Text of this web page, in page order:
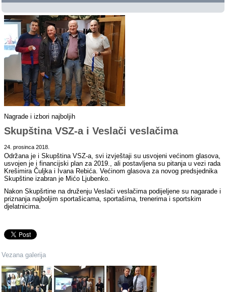
Nagrade i izbori najboljih
Skupština VSZ-a i Veslači veslačima
24. prosinca 2018.
Održana je i Skupština VSZ-a, svi izvještaji su usvojeni većinom glasova,
usvojen je i financijski plan za 2019., ali postavljena su pitanja u vezi rada
Krešimira Čuljka i Ivana Rebića. Većinom glasova za novog predsjednika
Skupštine izabran je Mićo Ljubenko.
Nakon Skupšrtine na druženju Veslači veslačima podijeljene su nagarade i
priznanja najboljim sportašicama, sportašima, trenerima i sportskim
djelatnicima.
Vezana galerija